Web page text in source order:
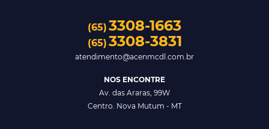
(65) 3308-1663
(65) 3308-3831
atendimento@acenmcdl.com.br
NOS ENCONTRE
Av. das Araras, 99W
Centro. Nova Mutum - MT